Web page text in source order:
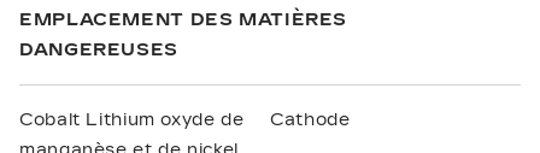
EMPLACEMENT DES MATIÈRES
DANGEREUSES
Cobalt Lithium oxyde de
Cathode